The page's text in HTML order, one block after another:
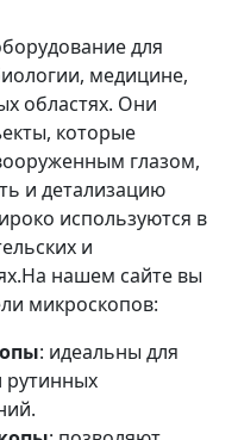
для
медицине,
областях. Они
которые
глазом,
и детализацию
используются в
и
нашем сайте вы
микроскопов:
: идеальны для
рутинных